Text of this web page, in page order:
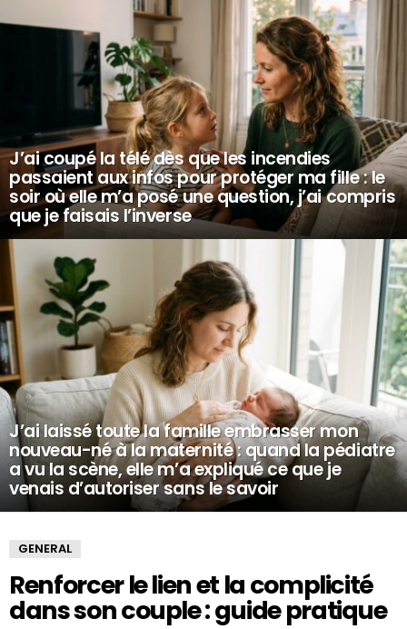
J’ai coupé la télé dès que les incendies
passaient aux infos pour protéger ma fille : le
soir où elle m’a posé une question, j’ai compris
que je faisais l’inverse
J’ai laissé toute la famille embrasser mon
nouveau-né à la maternité : quand la pédiatre
a vu la scène, elle m’a expliqué ce que je
venais d’autoriser sans le savoir
GENERAL
Renforcer le lien et la complicité
dans son couple : guide pratique